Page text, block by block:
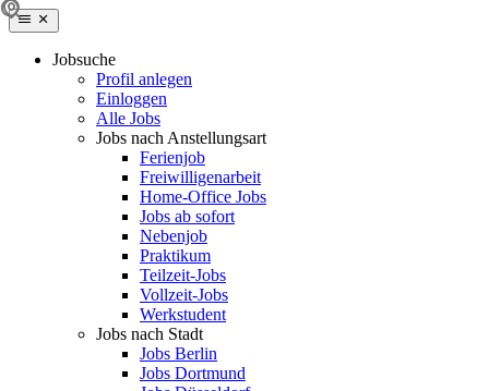
Jobsuche
Profil anlegen
Einloggen
Alle Jobs
Jobs nach Anstellungsart
Ferienjob
Freiwilligenarbeit
Home-Office Jobs
Jobs ab sofort
Nebenjob
Praktikum
Teilzeit-Jobs
Vollzeit-Jobs
Werkstudent
Jobs nach Stadt
Jobs Berlin
Jobs Dortmund